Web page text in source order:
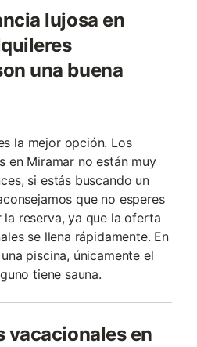
lujosa en
una buena
la mejor opción. Los
en Miramar no están muy
si estás buscando un
que no esperes
reserva, ya que la oferta
se llena rápidamente. En
piscina, únicamente el
tiene sauna.
vacacionales en